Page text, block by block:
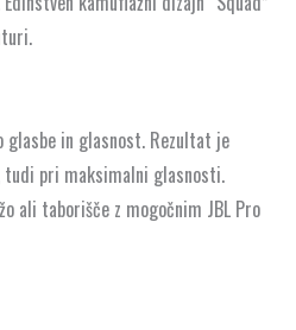
glasbe in glasnost. Rezultat je
tudi pri maksimalni glasnosti.
ali taborišče z mogočnim JBL Pro